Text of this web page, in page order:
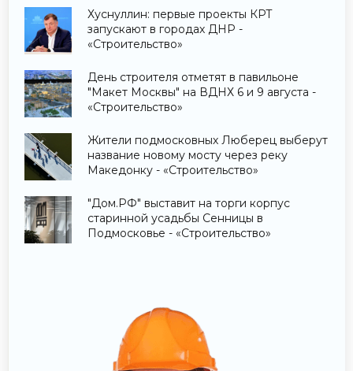
Хуснуллин: первые проекты КРТ
запускают в городах ДНР -
«Строительство»
День строителя отметят в павильоне
"Макет Москвы" на ВДНХ 6 и 9 августа -
«Строительство»
Жители подмосковных Люберец выберут
название новому мосту через реку
Македонку - «Строительство»
"Дом.РФ" выставит на торги корпус
старинной усадьбы Сенницы в
Подмосковье - «Строительство»